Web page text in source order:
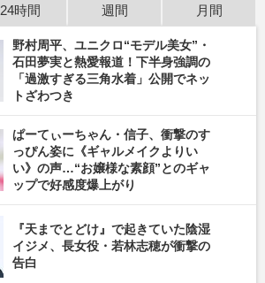
24時間 週間 月間
野村周平、ユニクロ“モデル美女”・
石田夢実と熱愛報道！下半身強調の
「過激すぎる三角水着」公開でネッ
トざわつき
ぱーてぃーちゃん・信子、衝撃のす
っぴん姿に《ギャルメイクよりい
い》の声…“お嬢様な素顔”とのギャ
ップで好感度爆上がり
『天までとどけ』で起きていた陰湿
イジメ、長女役・若林志穂が衝撃の
告白